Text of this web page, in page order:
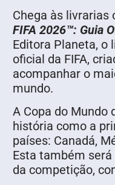
Chega às livrarias
FIFA 2026™: Guia
Editora Planeta, o
oficial da FIFA,
acompanhar o
mundo.
A Copa do Mundo
história como a
países: Canadá,
Esta também
da competição,